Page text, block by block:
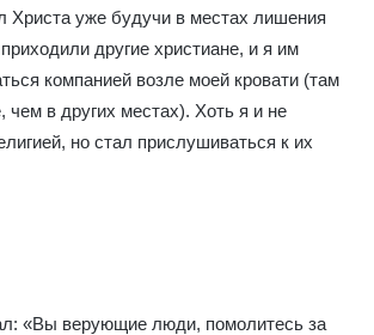
Христа уже будучи в местах лишения
другие христиане, и я им
компанией возле моей кровати (там
чем в других местах). Хоть я и не
но стал прислушиваться к их
«Вы верующие люди, помолитесь за